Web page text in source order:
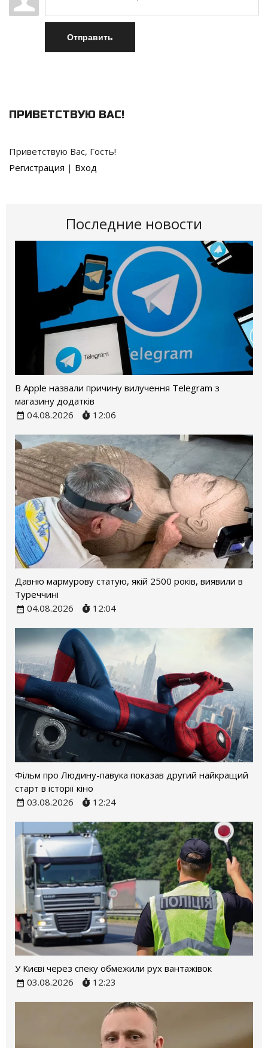
Отправить
ПРИВЕТСТВУЮ ВАС!
Приветствую Вас, Гость!
Регистрация | Вход
Последние новости
В Apple назвали причину вилучення Telegram з
магазину додатків
04.08.2026
12:06
Давню мармурову статую, якій 2500 років, виявили в
Туреччині
04.08.2026
12:04
Фільм про Людину-павука показав другий найкращий
старт в історії кіно
03.08.2026
12:24
У Києві через спеку обмежили рух вантажівок
03.08.2026
12:23